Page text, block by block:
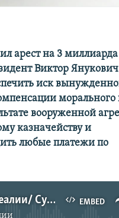
арест на 3 миллиарда
Виктор Янукович
иск
морального
вооруженной
казначейству и
любые платежи по
EMBED
Радио Крым.Реалии/ Судебные войны. Есть ли шанс победить Россию в международных судах?